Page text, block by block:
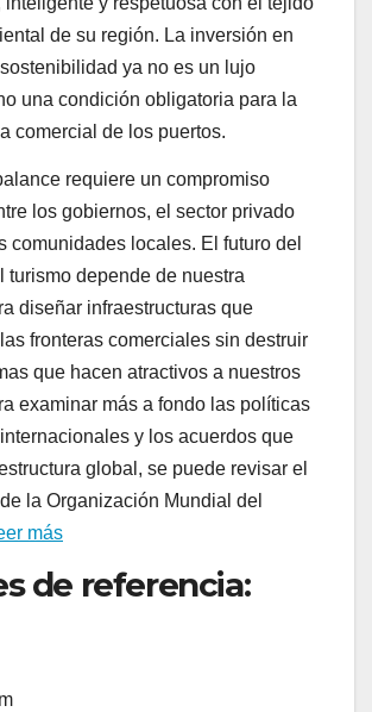
de su región. La inversión en
ya no es un lujo
una condición obligatoria para la
comercial de los puertos.
requiere un compromiso
los gobiernos, el sector privado
comunidades locales. El futuro del
turismo depende de nuestra
diseñar infraestructuras que
fronteras comerciales sin destruir
que hacen atractivos a nuestros
examinar más a fondo las políticas
y los acuerdos que
global, se puede revisar el
la Organización Mundial del
más
de referencia: